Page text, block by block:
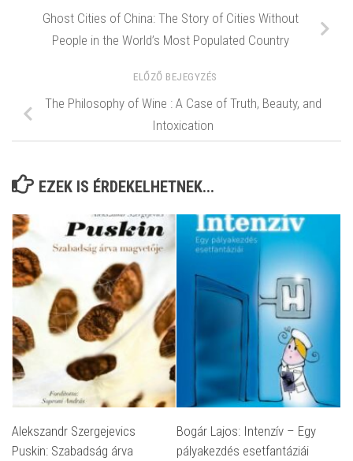
Ghost Cities of China: The Story of Cities Without
People in the World’s Most Populated Country
ELŐZŐ BEJEGYZÉS
The Philosophy of Wine : A Case of Truth, Beauty, and
Intoxication
EZEK IS ÉRDEKELHETNEK...
Alekszandr Szergejevics
Puskin: Szabadság árva
Bogár Lajos: Intenzív – Egy
pályakezdés esetfantáziái